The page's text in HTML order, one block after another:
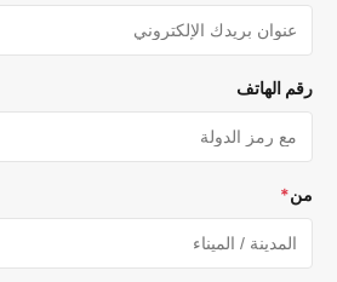
الهاتف